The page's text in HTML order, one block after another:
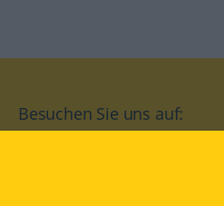
Besuchen Sie uns auf: